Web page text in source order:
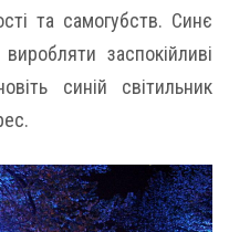
та самогубств. Синє
заспокійливі
синій світильник